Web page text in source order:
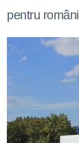
pentru români